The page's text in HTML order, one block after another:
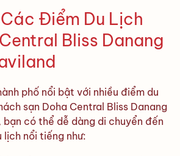
Điểm Du Lịch
Bliss Danang
phố nổi bật với nhiều điểm du
sạn Doha Central Bliss Danang
bạn có thể dễ dàng di chuyển đến
lịch nổi tiếng như: